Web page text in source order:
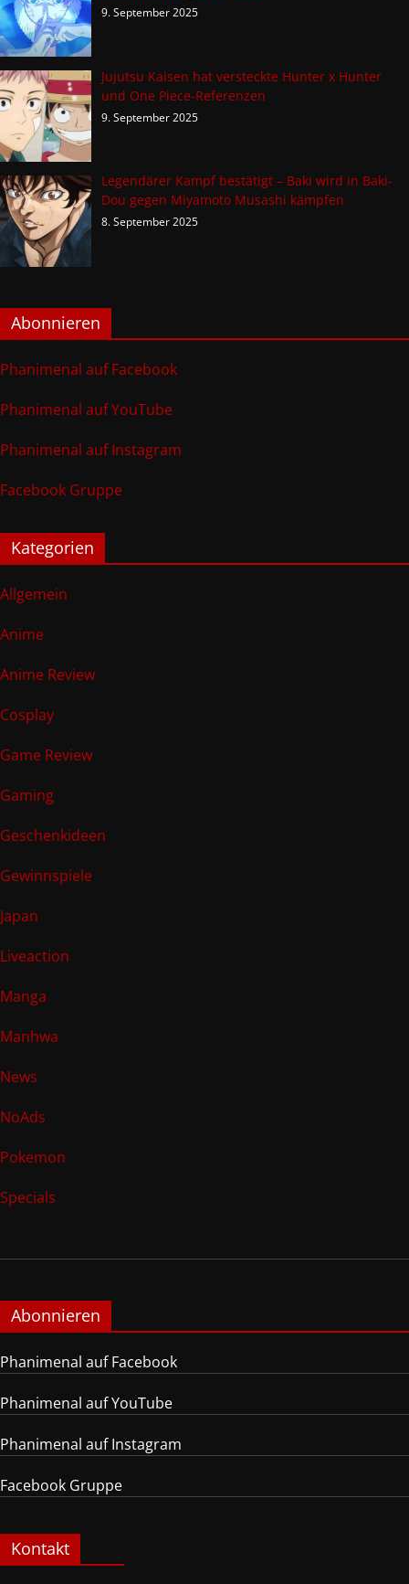
9. September 2025
Jujutsu Kaisen hat versteckte Hunter x Hunter
und One Piece-Referenzen
9. September 2025
Legendärer Kampf bestätigt – Baki wird in Baki-
Dou gegen Miyamoto Musashi kämpfen
8. September 2025
Abonnieren
Phanimenal auf Facebook
Phanimenal auf YouTube
Phanimenal auf Instagram
Facebook Gruppe
Kategorien
Allgemein
Anime
Anime Review
Cosplay
Game Review
Gaming
Geschenkideen
Gewinnspiele
Japan
Liveaction
Manga
Manhwa
News
NoAds
Pokemon
Specials
Abonnieren
Phanimenal auf Facebook
Phanimenal auf YouTube
Phanimenal auf Instagram
Facebook Gruppe
Kontakt